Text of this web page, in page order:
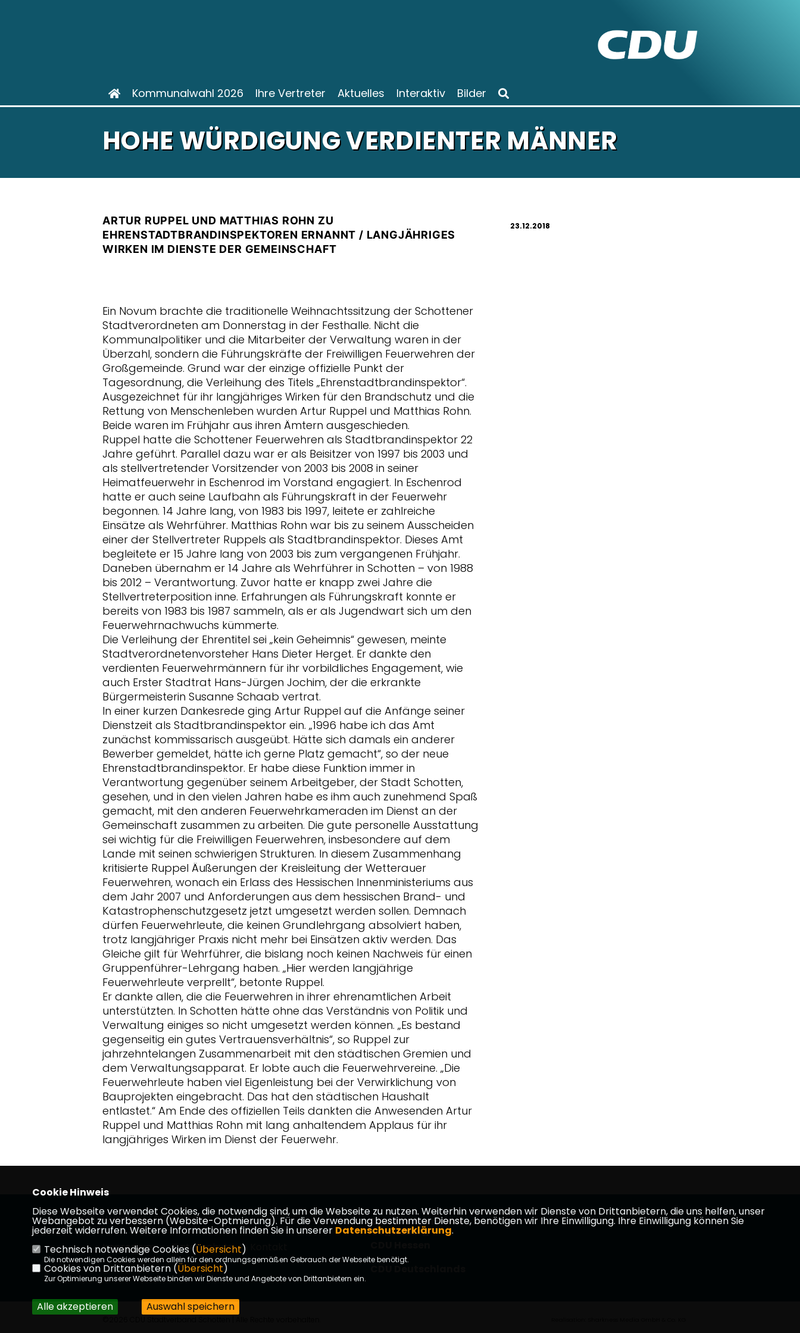
Kommunalwahl 2026 Ihre Vertreter Aktuelles Interaktiv Bilder
HOHE WÜRDIGUNG VERDIENTER MÄNNER
ARTUR RUPPEL UND MATTHIAS ROHN ZU
EHRENSTADTBRANDINSPEKTOREN ERNANNT / LANGJÄHRIGES
WIRKEN IM DIENSTE DER GEMEINSCHAFT
Ein Novum brachte die traditionelle Weihnachtssitzung der Schottener
Stadtverordneten am Donnerstag in der Festhalle. Nicht die
Kommunalpolitiker und die Mitarbeiter der Verwaltung waren in der
Überzahl, sondern die Führungskräfte der Freiwilligen Feuerwehren der
Großgemeinde. Grund war der einzige offizielle Punkt der
Tagesordnung, die Verleihung des Titels „Ehrenstadtbrandinspektor“.
Ausgezeichnet für ihr langjähriges Wirken für den Brandschutz und die
Rettung von Menschenleben wurden Artur Ruppel und Matthias Rohn.
Beide waren im Frühjahr aus ihren Ämtern ausgeschieden.
Ruppel hatte die Schottener Feuerwehren als Stadtbrandinspektor 22
Jahre geführt. Parallel dazu war er als Beisitzer von 1997 bis 2003 und
als stellvertretender Vorsitzender von 2003 bis 2008 in seiner
Heimatfeuerwehr in Eschenrod im Vorstand engagiert. In Eschenrod
hatte er auch seine Laufbahn als Führungskraft in der Feuerwehr
begonnen. 14 Jahre lang, von 1983 bis 1997, leitete er zahlreiche
Einsätze als Wehrführer. Matthias Rohn war bis zu seinem Ausscheiden
einer der Stellvertreter Ruppels als Stadtbrandinspektor. Dieses Amt
begleitete er 15 Jahre lang von 2003 bis zum vergangenen Frühjahr.
Daneben übernahm er 14 Jahre als Wehrführer in Schotten – von 1988
bis 2012 – Verantwortung. Zuvor hatte er knapp zwei Jahre die
Stellvertreterposition inne. Erfahrungen als Führungskraft konnte er
bereits von 1983 bis 1987 sammeln, als er als Jugendwart sich um den
Feuerwehrnachwuchs kümmerte.
Die Verleihung der Ehrentitel sei „kein Geheimnis“ gewesen, meinte
Stadtverordnetenvorsteher Hans Dieter Herget. Er dankte den
verdienten Feuerwehrmännern für ihr vorbildliches Engagement, wie
auch Erster Stadtrat Hans-Jürgen Jochim, der die erkrankte
Bürgermeisterin Susanne Schaab vertrat.
In einer kurzen Dankesrede ging Artur Ruppel auf die Anfänge seiner
Dienstzeit als Stadtbrandinspektor ein. „1996 habe ich das Amt
zunächst kommissarisch ausgeübt. Hätte sich damals ein anderer
Bewerber gemeldet, hätte ich gerne Platz gemacht“, so der neue
Ehrenstadtbrandinspektor. Er habe diese Funktion immer in
Verantwortung gegenüber seinem Arbeitgeber, der Stadt Schotten,
gesehen, und in den vielen Jahren habe es ihm auch zunehmend Spaß
gemacht, mit den anderen Feuerwehrkameraden im Dienst an der
Gemeinschaft zusammen zu arbeiten. Die gute personelle Ausstattung
sei wichtig für die Freiwilligen Feuerwehren, insbesondere auf dem
Lande mit seinen schwierigen Strukturen. In diesem Zusammenhang
kritisierte Ruppel Äußerungen der Kreisleitung der Wetterauer
Feuerwehren, wonach ein Erlass des Hessischen Innenministeriums aus
dem Jahr 2007 und Anforderungen aus dem hessischen Brand- und
Katastrophenschutzgesetz jetzt umgesetzt werden sollen. Demnach
dürfen Feuerwehrleute, die keinen Grundlehrgang absolviert haben,
trotz langjähriger Praxis nicht mehr bei Einsätzen aktiv werden. Das
Gleiche gilt für Wehrführer, die bislang noch keinen Nachweis für einen
Gruppenführer-Lehrgang haben. „Hier werden langjährige
Feuerwehrleute verprellt“, betonte Ruppel.
Er dankte allen, die die Feuerwehren in ihrer ehrenamtlichen Arbeit
unterstützten. In Schotten hätte ohne das Verständnis von Politik und
Verwaltung einiges so nicht umgesetzt werden können. „Es bestand
gegenseitig ein gutes Vertrauensverhältnis“, so Ruppel zur
jahrzehntelangen Zusammenarbeit mit den städtischen Gremien und
dem Verwaltungsapparat. Er lobte auch die Feuerwehrvereine. „Die
Feuerwehrleute haben viel Eigenleistung bei der Verwirklichung von
Bauprojekten eingebracht. Das hat den städtischen Haushalt
entlastet.“ Am Ende des offiziellen Teils dankten die Anwesenden Artur
Ruppel und Matthias Rohn mit lang anhaltendem Applaus für ihr
langjähriges Wirken im Dienst der Feuerwehr.
23.12.2018
Homepage CDU Schotten
Impressum Datenschutz
CDU Kreisverband
Vogelsberg
Cookie Hinweis
Diese Webseite verwendet Cookies, die notwendig sind, um die Webseite zu nutzen. Weiterhin verwenden wir Dienste von Drittanbietern, die uns helfen, unser
Webangebot zu verbessern (Website-Optmierung). Für die Verwendung bestimmter Dienste, benötigen wir Ihre Einwilligung. Ihre Einwilligung können Sie
jederzeit widerrufen. Weitere Informationen finden Sie in unserer Datenschutzerklärung.
Technisch notwendige Cookies (Übersicht)
Die notwendigen Cookies werden allein für den ordnungsgemäßen Gebrauch der Webseite benötigt.
Cookies von Drittanbietern (Übersicht)
Zur Optimierung unserer Webseite binden wir Dienste und Angebote von Drittanbietern ein.
Alle akzeptieren Auswahl speichern